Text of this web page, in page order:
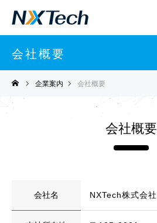
会社概要
企業案内 会社概要
会社概要
会社名 NXTech株式会社